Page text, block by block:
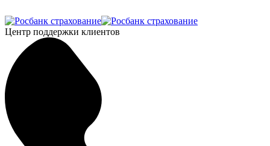
Центр поддержки клиентов